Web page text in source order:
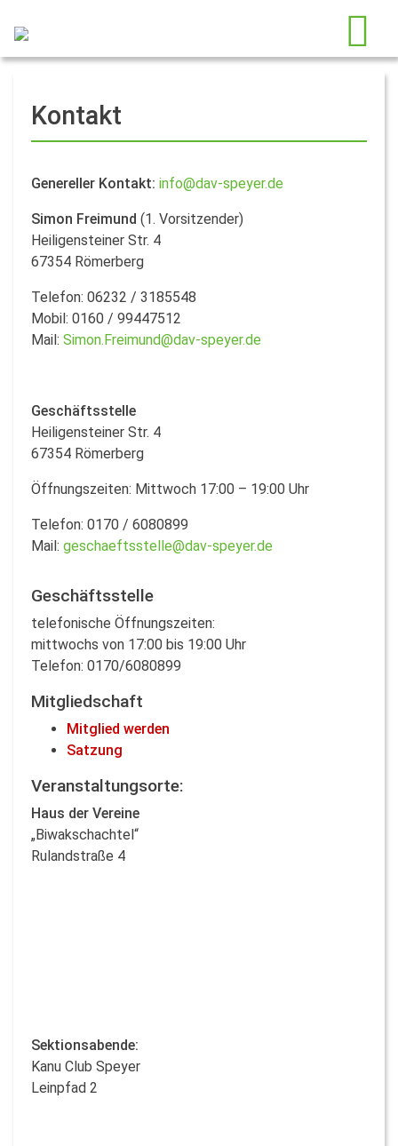
Kontakt
Genereller Kontakt: info@dav-speyer.de
Simon Freimund (1. Vorsitzender)
Heiligensteiner Str. 4
67354 Römerberg
Telefon: 06232 / 3185548
Mobil: 0160 / 99447512
Mail: Simon.Freimund@dav-speyer.de
Geschäftsstelle
Heiligensteiner Str. 4
67354 Römerberg
Öffnungszeiten: Mittwoch 17:00 – 19:00 Uhr
Telefon: 0170 / 6080899
Mail: geschaeftsstelle@dav-speyer.de
Geschäftsstelle
telefonische Öffnungszeiten:
mittwochs von 17:00 bis 19:00 Uhr
Telefon: 0170/6080899
Mitgliedschaft
Mitglied werden
Satzung
Veranstaltungsorte:
Haus der Vereine
„Biwakschachtel“
Rulandstraße 4
Sektionsabende:
Kanu Club Speyer
Leinpfad 2